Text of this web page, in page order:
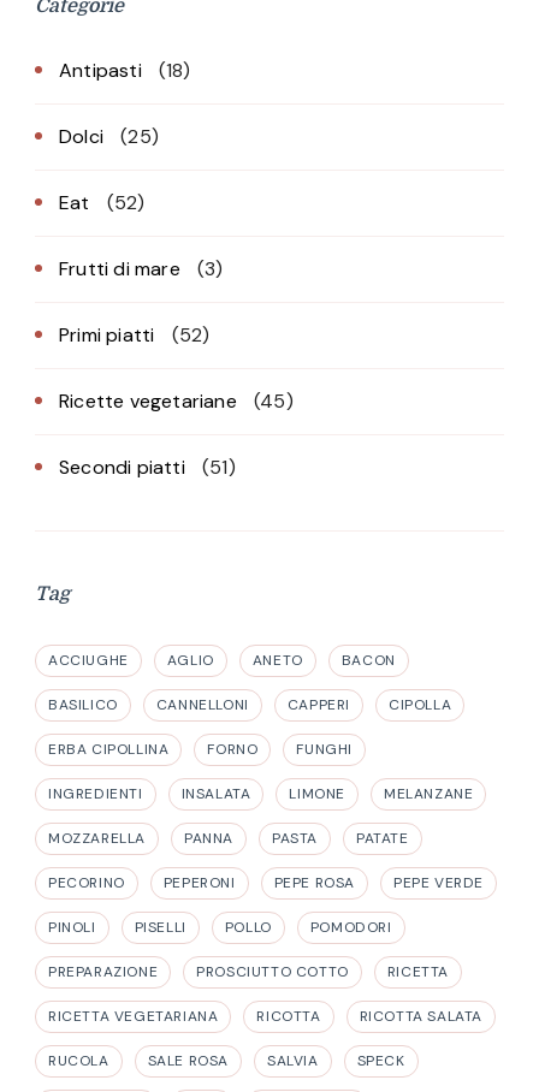
Categorie
Antipasti (18)
Dolci (25)
Eat (52)
Frutti di mare (3)
Primi piatti (52)
Ricette vegetariane (45)
Secondi piatti (51)
Tag
ACCIUGHE AGLIO ANETO BACON
BASILICO CANNELLONI CAPPERI CIPOLLA
ERBA CIPOLLINA FORNO FUNGHI
INGREDIENTI INSALATA LIMONE MELANZANE
MOZZARELLA PANNA PASTA PATATE
PECORINO PEPERONI PEPE ROSA PEPE VERDE
PINOLI PISELLI POLLO POMODORI
PREPARAZIONE PROSCIUTTO COTTO RICETTA
RICETTA VEGETARIANA RICOTTA RICOTTA SALATA
RUCOLA SALE ROSA SALVIA SPECK